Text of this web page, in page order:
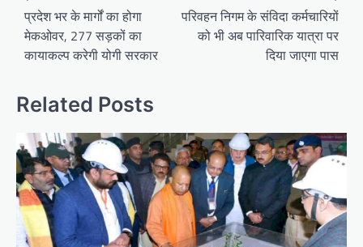
navigation
प्रदेश भर के मार्गों का होगा
मेकओवर, 277 सड़कों का
कायाकल्प करेगी योगी सरकार
परिवहन निगम के संविदा कर्मचारियों
को भी अब पारिवारिक यात्रा पर
दिया जाएगा पास
Related Posts